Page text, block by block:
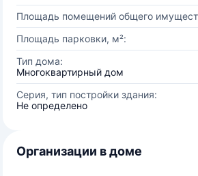
Площадь помещений общего
Площадь парковки, м²:
Тип дома:
Многоквартирный дом
Серия, тип постройки здания:
Не определено
Организации в доме